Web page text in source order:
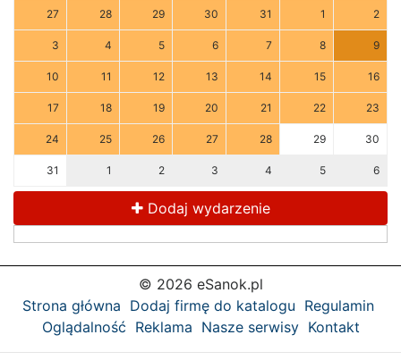
27 28 29 30 31 1 2
3 4 5 6 7 8 9
10 11 12 13 14 15 16
17 18 19 20 21 22 23
24 25 26 27 28 29 30
31 1 2 3 4 5 6
Dodaj wydarzenie
© 2026 eSanok.pl
Strona główna Dodaj firmę do katalogu Regulamin
Oglądalność Reklama Nasze serwisy Kontakt